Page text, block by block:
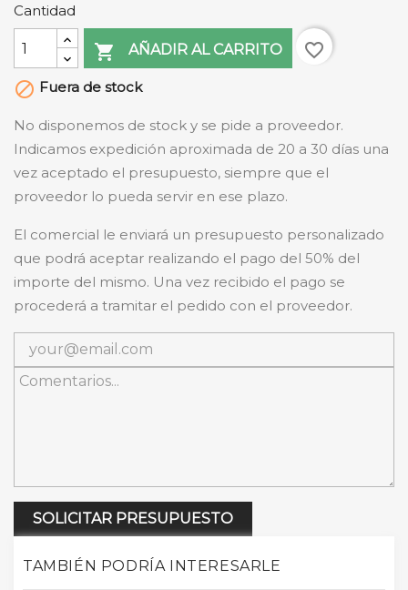
Cantidad
 AÑADIR AL CARRITO
favorite_border
 Fuera de stock
No disponemos de stock y se pide a proveedor.
Indicamos expedición aproximada de 20 a 30 días una
vez aceptado el presupuesto, siempre que el
proveedor lo pueda servir en ese plazo.
El comercial le enviará un presupuesto personalizado
que podrá aceptar realizando el pago del 50% del
importe del mismo. Una vez recibido el pago se
procederá a tramitar el pedido con el proveedor.
SOLICITAR PRESUPUESTO
TAMBIÉN PODRÍA INTERESARLE